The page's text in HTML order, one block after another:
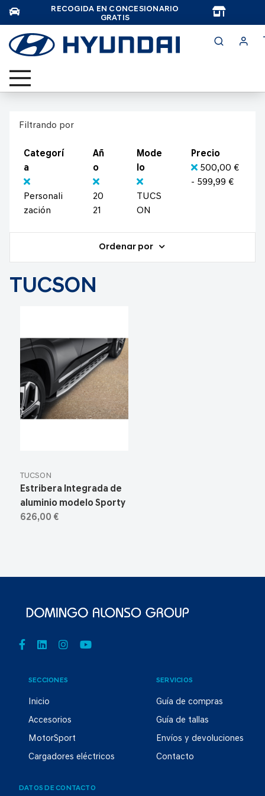
RECOGIDA EN CONCESIONARIO
GRATIS
Filtrando por
Categorí
a
Personali
zación
Añ
o
20
21
Mode
lo
TUCS
ON
Precio
500,00 €
- 599,99 €
Ordenar por
TUCSON
TUCSON
Estribera Integrada de
aluminio modelo Sporty
626,00 €
SECCIONES
Inicio
Accesorios
MotorSport
Cargadores eléctricos
SERVICIOS
Guía de compras
Guía de tallas
Envíos y devoluciones
Contacto
DATOS DE CONTACTO